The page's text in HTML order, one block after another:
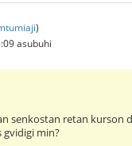
)
asubuhi
senkostan retan kurson
gvidigi min?